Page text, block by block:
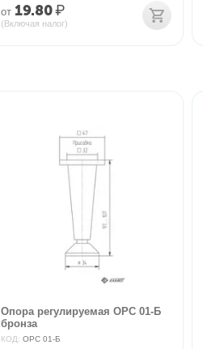
от 19.80₽
(Включая налог)
Опора регулируемая ОРС 01-Б
бронза
КОД: ОРС 01-Б